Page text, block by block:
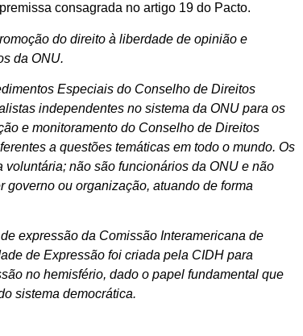
consagrada no artigo 19 do Pacto.
do direito à liberdade de opinião e
da ONU.
Especiais do Conselho de Direitos
independentes no sistema da ONU para os
e monitoramento do Conselho de Direitos
a questões temáticas em todo o mundo. Os
não são funcionários da ONU e não
ou organização, atuando de forma
expressão da Comissão Interamericana de
de Expressão foi criada pela CIDH para
no hemisfério, dado o papel fundamental que
sistema democrática.